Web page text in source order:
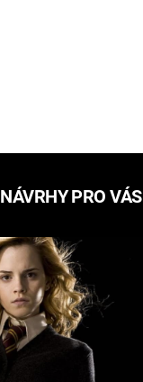
NÁVRHY PRO VÁS